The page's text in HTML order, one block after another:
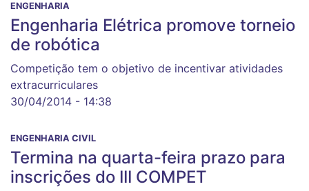
ENGENHARIA
Engenharia Elétrica promove torneio
de robótica
Competição tem o objetivo de incentivar atividades
extracurriculares
30/04/2014 - 14:38
ENGENHARIA CIVIL
Termina na quarta-feira prazo para
inscrições do III COMPET